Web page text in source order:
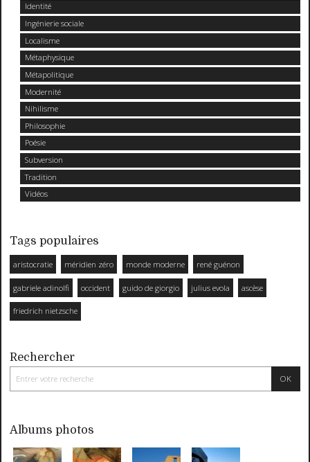
Identité
Ingénierie sociale
Localisme
Métaphysique
Métapolitique
Modernité
Nihilisme
Philosophie
Poésie
Subversion
Tradition
Vidéos
Tags populaires
aristocratie méridien zéro monde moderne rené guénon
gabriele adinolfi occident guido de giorgio julius evola ascèse
friedrich nietzsche
Rechercher
Albums photos